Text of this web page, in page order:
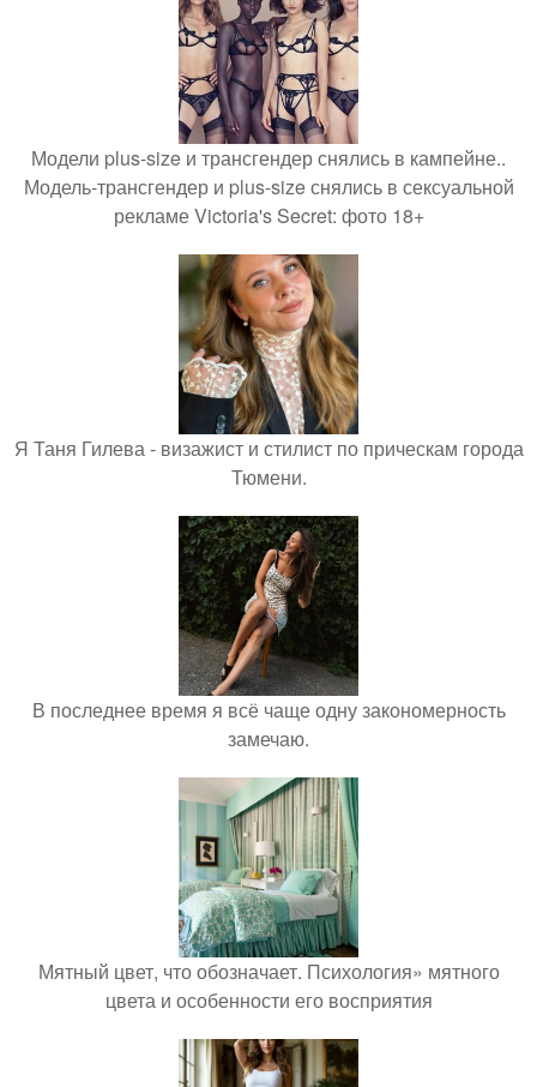
Модели plus-size и трансгендер снялись в кампейне..
Модель-трансгендер и plus-size снялись в сексуальной
рекламе Victoria's Secret: фото 18+
Я Таня Гилева - визажист и стилист по прическам города
Тюмени.
В последнее время я всё чаще одну закономерность
замечаю.
Мятный цвет, что обозначает. Психология» мятного
цвета и особенности его восприятия